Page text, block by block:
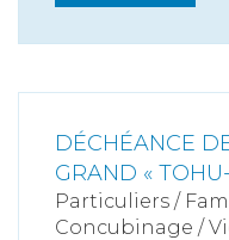
DÉCHÉANCE
GRAND «
Particuliers /
Concubinage /